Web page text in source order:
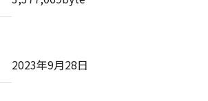
の終了後も効力を有します。
2023年9月28日